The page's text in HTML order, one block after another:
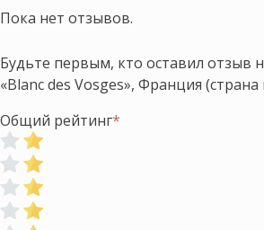
Пока нет отзывов.
Будьте первым, кто оставил отзыв
«Blanc des Vosges», Франция
Общий рейтинг*